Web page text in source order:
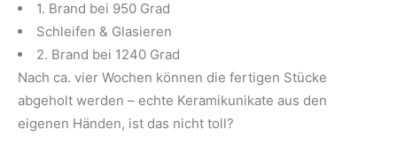
1. Brand bei 950 Grad
Schleifen & Glasieren
2. Brand bei 1240 Grad
Nach ca. vier Wochen können die fertigen Stücke
abgeholt werden – echte Keramikunikate aus den
eigenen Händen, ist das nicht toll?